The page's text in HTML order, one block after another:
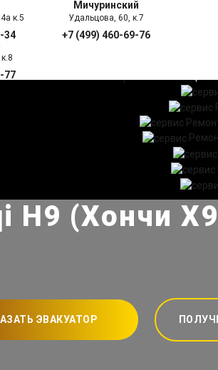
к.5
34
Мичуринский
Удальцова, 60, к.7
+7 (499) 460-69-76
77ПРАЙС ЛИСТ
H9 (Хончи
ЭВАКУАТОР